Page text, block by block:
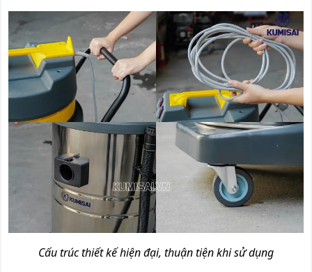
Cấu trúc thiết kế hiện đại, thuận tiện khi sử dụng